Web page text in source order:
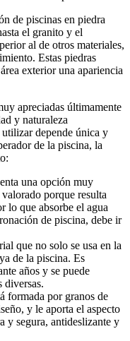
de piscinas en piedra
el granito y el
al de otros materiales,
Estas piedras
exterior una apariencia
apreciadas últimamente
y naturaleza
depende única y
de la piscina, la
una opción muy
porque resulta
lo que absorbe el agua
de piscina, debe ir
que no solo se usa en la
de la piscina. Es
años y se puede
diversas.
formada por granos de
y le aporta el aspecto
y segura, antideslizante y